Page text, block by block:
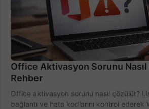
Office Aktivasyon Sorunu Nasıl
Rehber
Office aktivasyon sorunu nasıl çözülür?
bağlantı ve hata kodlarını kontrol ederek